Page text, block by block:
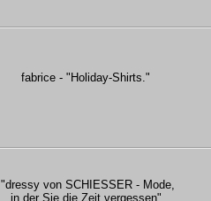
fabrice - "Holiday-Shirts."
"dressy von SCHIESSER - Mode,
in der Sie die Zeit vergessen"